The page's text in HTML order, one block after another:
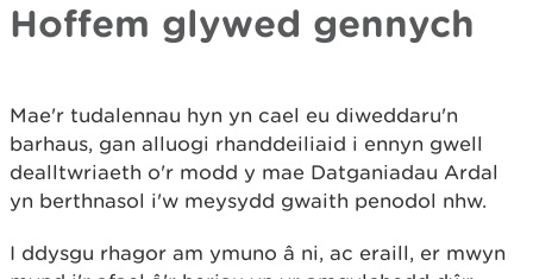
Hoffem glywed gennych
Mae'r tudalennau hyn yn cael eu diweddaru'n
barhaus, gan alluogi rhanddeiliaid i ennyn gwell
dealltwriaeth o'r modd y mae Datganiadau Ardal
yn berthnasol i'w meysydd gwaith penodol nhw.
I ddysgu rhagor am ymuno â ni, ac eraill, er mwyn